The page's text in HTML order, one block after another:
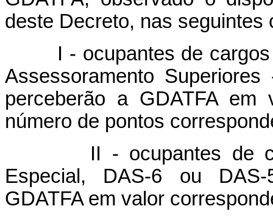
deste Decreto, nas seguintes
I - ocupantes de cargos
Assessoramento
perceberão a GDATFA
número de pontos
II - ocupantes de
Especial, DAS-6 ou
GDATFA em valor